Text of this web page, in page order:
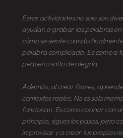
Estas actividades no solo son
ayudan a grabar las palabras
cómo se siente cuando
palabra complicada. Es como si
pequeño salto de alegría.
Además, al crear frases,
contextos reales. No es solo
funcionan. Es como cocinar con
principio, sigues los pasos, pero
improvisar y a crear tus propias